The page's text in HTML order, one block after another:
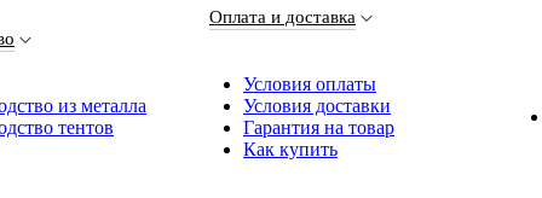
из металла
тентов
Оплата и доставка
Условия оплаты
Условия доставки
Гарантия на товар
Как купить